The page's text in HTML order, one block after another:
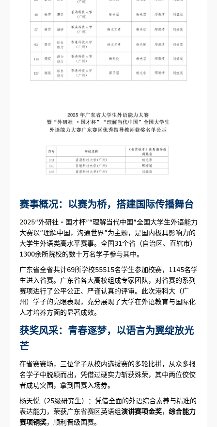
赛事概况：以赛为桥，搭建国际传播舞台
2025“外研社・国才杯”“理解当代中国”全国大学生外语能力
大赛以“理解中国，沟通世界”为主题，是国内极具影响力的
大学生外语类高水平赛事。全国31个省（自治区、直辖市）
1300余所院校的数十万名学子参与其中。
广东省全省共计69所学校55515名学生参加校赛，1145名学
生进入省赛。广东省各大高校组成专家团队，对省赛的系列
赛项进行了公平公正、严谨认真的评审。此次港科大（广
州）学子的亮眼表现，充分展现了大学在外语教育与国际化
人才培养方面的显著成效。
获奖风采：青春逐梦，以语言为翼绽放光
芒
在省赛赛场，三位学子从校内选拔赛的多轮比拼，从众多报
名学子中脱颖而出，凭借过硬实力斩获殊荣，其中两位佼佼
者成功突围，拿到国赛入场券。
杨天悦（25级研究生）：凭借全面的外语综合素养与精准的
表达能力，荣获广东省赛区英语组演讲赛项金奖， 综合能力
赛项铜奖，顺利晋级国赛。